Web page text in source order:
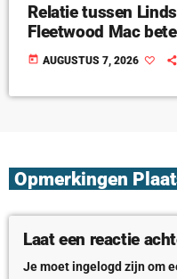
Relatie tussen
Fleetwood Mac
today AUGUSTUS 7, 2026
Opmerkingen
Laat een reactie
Je moet ingelogd zijn om